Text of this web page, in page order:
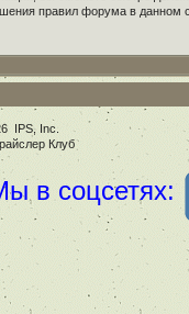
правил форума в
IPS, Inc
Клуб
в соцсетях: